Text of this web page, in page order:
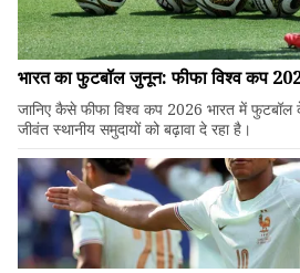
भारत का फुटबॉल जुनून: फीफा विश्व कप
जानिए कैसे फीफा विश्व कप 2026 भारत में फुटबॉल
जीवंत स्थानीय समुदायों को बढ़ावा दे रहा है।